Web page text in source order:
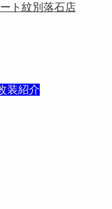
ト紋別落石店
装紹介